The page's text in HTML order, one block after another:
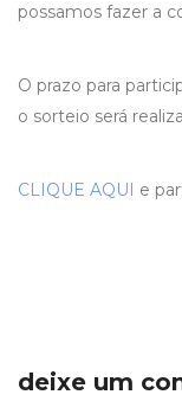
possamos fazer a
O prazo para
o sorteio será
CLIQUE AQUI e
deixe um